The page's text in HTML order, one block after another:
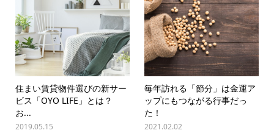
住まい賃貸物件選びの新サー
ビス「OYO LIFE」とは？
お...
2019.05.15
毎年訪れる「節分」は金運ア
ップにもつながる行事だっ
た！
2021.02.02